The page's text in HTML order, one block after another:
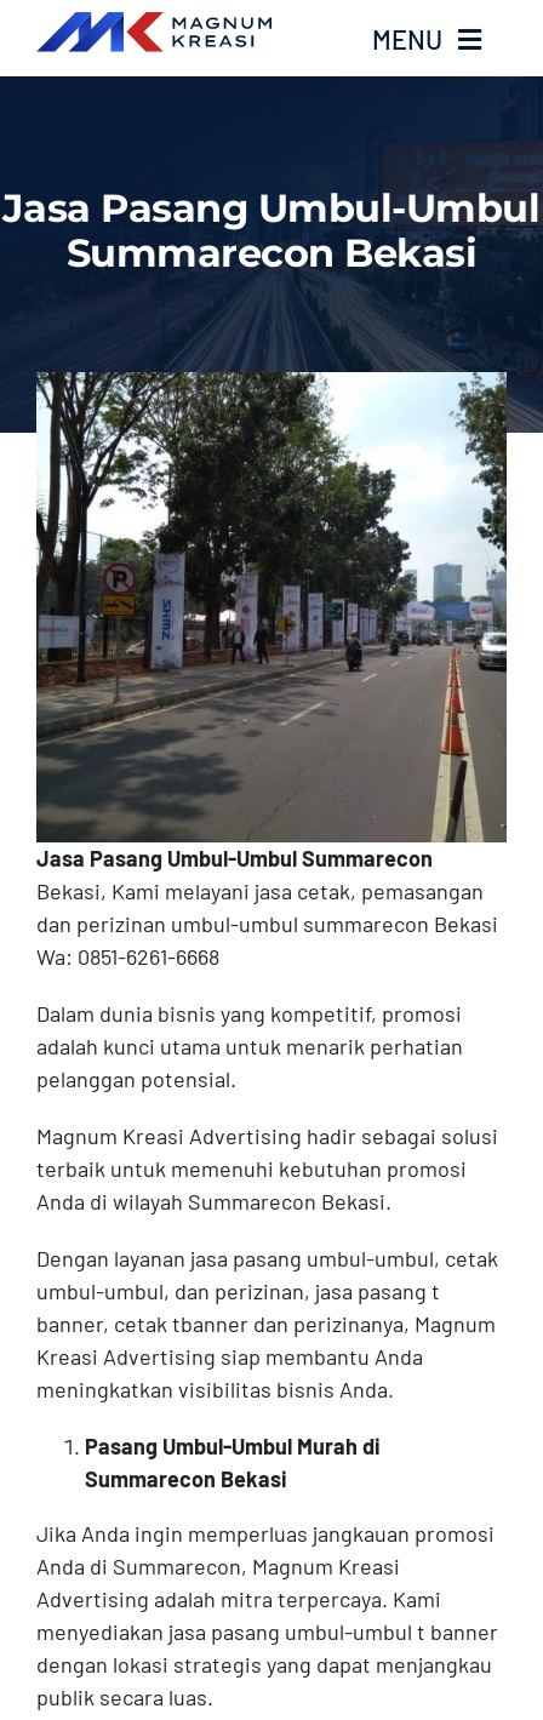
content
MENU
Services
About
Blog
Contact
Jasa Pasang Umbul-Umbul
Summarecon Bekasi
Jasa Pasang Umbul-Umbul Summarecon
Bekasi, Kami melayani jasa cetak, pemasangan
dan perizinan umbul-umbul summarecon Bekasi
Wa: 0851-6261-6668
Dalam dunia bisnis yang kompetitif, promosi
adalah kunci utama untuk menarik perhatian
pelanggan potensial.
Magnum Kreasi Advertising hadir sebagai solusi
terbaik untuk memenuhi kebutuhan promosi
Anda di wilayah Summarecon Bekasi.
Dengan layanan jasa pasang umbul-umbul, cetak
umbul-umbul, dan perizinan, jasa pasang t
banner, cetak tbanner dan perizinanya, Magnum
Kreasi Advertising siap membantu Anda
meningkatkan visibilitas bisnis Anda.
Pasang Umbul-Umbul Murah di
Summarecon Bekasi
Jika Anda ingin memperluas jangkauan promosi
Anda di Summarecon, Magnum Kreasi
Advertising adalah mitra terpercaya. Kami
menyediakan jasa pasang umbul-umbul t banner
dengan lokasi strategis yang dapat menjangkau
publik secara luas.